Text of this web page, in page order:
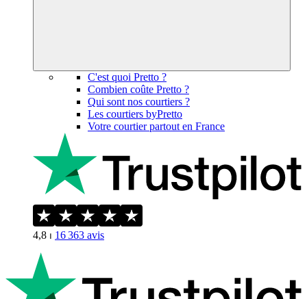
C'est quoi Pretto ?
Combien coûte Pretto ?
Qui sont nos courtiers ?
Les courtiers byPretto
Votre courtier partout en France
4,8 ⏐ 16 363 avis